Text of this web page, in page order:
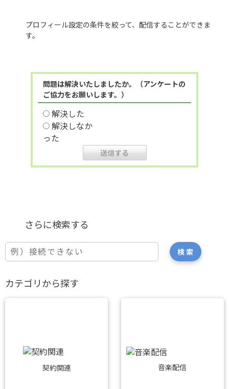
プロフィール設定の条件を絞って、配信することができま
す。
問題は解決いたしましたか。（アンケートの
ご協力をお願いします。）
解決した
解決しなか
った
カテゴリから探す
契約関連 音楽配信